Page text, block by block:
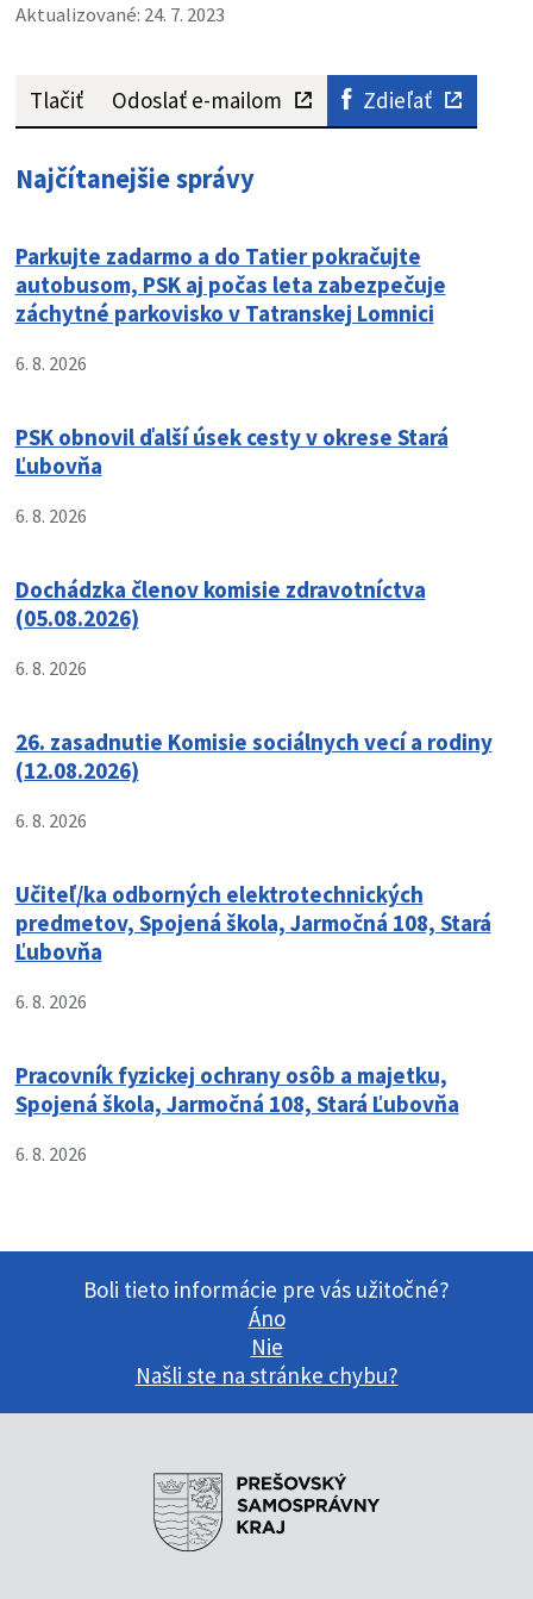
Aktualizované: 24. 7. 2023
Tlačiť Odoslať e-mailom Zdieľať
Najčítanejšie správy
Parkujte zadarmo a do Tatier pokračujte
autobusom, PSK aj počas leta zabezpečuje
záchytné parkovisko v Tatranskej Lomnici
6. 8. 2026
PSK obnovil ďalší úsek cesty v okrese Stará
Ľubovňa
6. 8. 2026
Dochádzka členov komisie zdravotníctva
(05.08.2026)
6. 8. 2026
26. zasadnutie Komisie sociálnych vecí a rodiny
(12.08.2026)
6. 8. 2026
Učiteľ/ka odborných elektrotechnických
predmetov, Spojená škola, Jarmočná 108, Stará
Ľubovňa
6. 8. 2026
Pracovník fyzickej ochrany osôb a majetku,
Spojená škola, Jarmočná 108, Stará Ľubovňa
6. 8. 2026
Boli tieto informácie pre vás užitočné?
Áno
Nie
Našli ste na stránke chybu?